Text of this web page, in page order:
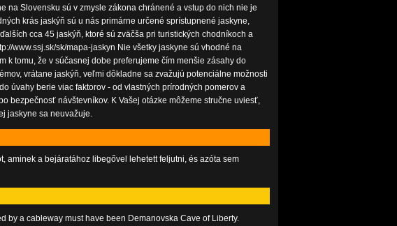
na Slovensku sú v zmysle zákona chránené a vstup do nich nie je
krás jaskýň sú u nás primárne určené sprístupnené jaskyne,
cca 45 jaskýň, ktoré sú zväčša pri turistických chodníkoch a
www.ssj.sk/sk/mapa-jaskyn Nie všetky jaskyne sú vhodné na
k tomu, že v súčasnej dobe preferujeme čím menšie zásahy do
vrátane jaskýň, veľmi dôkladne sa zvažujú potenciálne možnosti
úvahy berie viac faktorov - od vlastných prírodných pomerov a
bezpečnosť návštevníkov. K Vašej otázke môžeme stručne uviesť,
jaskyne sa neuvažuje.
aminek a bejáratához libegővel lehetett feljutni, és azóta sem
by a cableway must have been Demanovska Cave of Liberty.